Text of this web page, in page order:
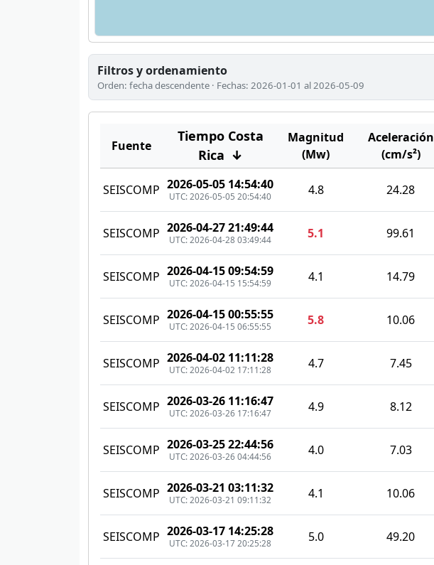
Filtros y ordenamiento
Orden: fecha descendente · Fechas: 2026-01-01 al 2026-05-09
Fuente
Tiempo Costa
Rica ↓
Magnitud
(Mw)
Aceleración
(cm/s²)
SEISCOMP 2026-05-05 14:54:40
UTC: 2026-05-05 20:54:40 4.8 24.28
SEISCOMP 2026-04-27 21:49:44
UTC: 2026-04-28 03:49:44 5.1 99.61
SEISCOMP 2026-04-15 09:54:59
UTC: 2026-04-15 15:54:59 4.1 14.79
SEISCOMP 2026-04-15 00:55:55
UTC: 2026-04-15 06:55:55 5.8 10.06
SEISCOMP 2026-04-02 11:11:28
UTC: 2026-04-02 17:11:28 4.7 7.45
SEISCOMP 2026-03-26 11:16:47
UTC: 2026-03-26 17:16:47 4.9 8.12
SEISCOMP 2026-03-25 22:44:56
UTC: 2026-03-26 04:44:56 4.0 7.03
SEISCOMP 2026-03-21 03:11:32
UTC: 2026-03-21 09:11:32 4.1 10.06
SEISCOMP 2026-03-17 14:25:28
UTC: 2026-03-17 20:25:28 5.0 49.20